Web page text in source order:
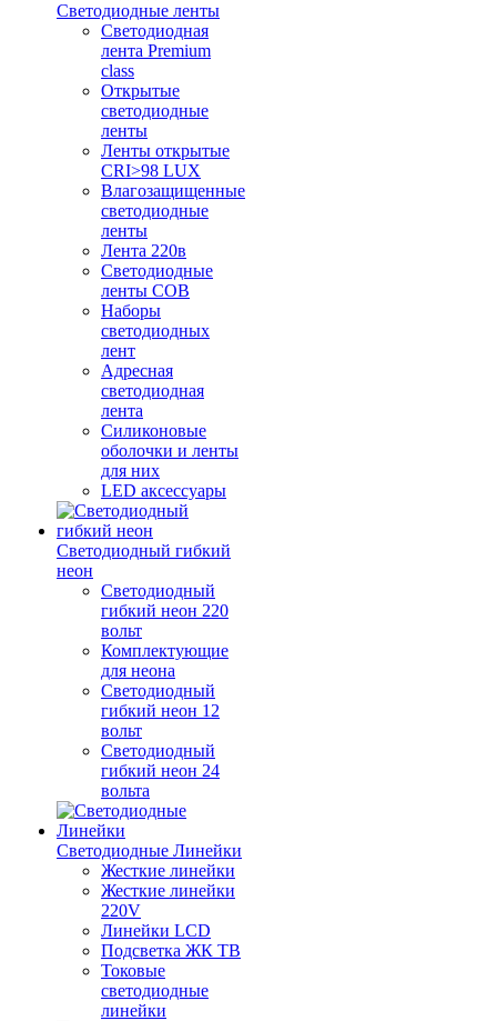
Светодиодные ленты
Светодиодная
лента Premium
class
Открытые
светодиодные
ленты
Ленты открытые
CRI>98 LUX
Влагозащищенные
светодиодные
ленты
Лента 220в
Светодиодные
ленты COB
Наборы
светодиодных
лент
Адресная
светодиодная
лента
Силиконовые
оболочки и ленты
для них
LED аксессуары
Светодиодный гибкий
неон
Светодиодный
гибкий неон 220
вольт
Комплектующие
для неона
Светодиодный
гибкий неон 12
вольт
Светодиодный
гибкий неон 24
вольта
Светодиодные Линейки
Жесткие линейки
Жесткие линейки
220V
Линейки LCD
Подсветка ЖК ТВ
Токовые
светодиодные
линейки